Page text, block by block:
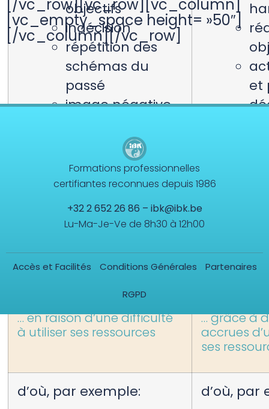
objectifs
indécision
répétition des
schémas du
passé
image négative
performances
réduites…
Artistique:
créativité
et
… en raison d’une difficulté
à utiliser ses ressources
… grâce à
accrues
ses
d’où, par exemple:
d’où, par
[/vc_row][vc_row][vc_column]
[vc_empty_space height= »50″]
[/vc_column][/vc_row]
Formations professionnelles
certifiantes reconnues depuis 1986
+32 2 652 26 86 – ibk@ibk.be
Lu-Ma-Je-Ve de 8h30 à 12h00
Accès et Facilités Conditions Générales Partenaires
RGPD